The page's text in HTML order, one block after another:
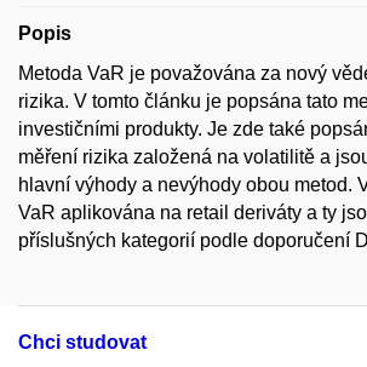
Popis
Metoda VaR je považována za nový
rizika. V tomto článku je popsána tato
investičními produkty. Je zde také
měření rizika založená na volatilitě a
hlavní výhody a nevýhody obou metod.
VaR aplikována na retail deriváty a ty
příslušných kategorií podle doporučení
Chci studovat